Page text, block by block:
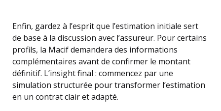
Enfin, gardez à l’esprit que l’estimation initiale sert
de base à la discussion avec l’assureur. Pour certains
profils, la Macif demandera des informations
complémentaires avant de confirmer le montant
définitif. L’insight final : commencez par une
simulation structurée pour transformer l’estimation
en un contrat clair et adapté.